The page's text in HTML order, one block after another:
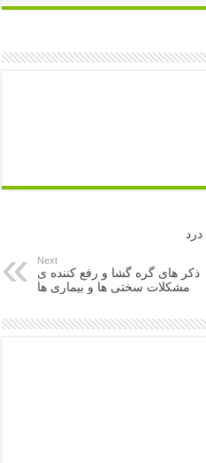
Next
ذکر های گره گشا و رفع کننده ی
مشکلات سختی ها و بیماری ها